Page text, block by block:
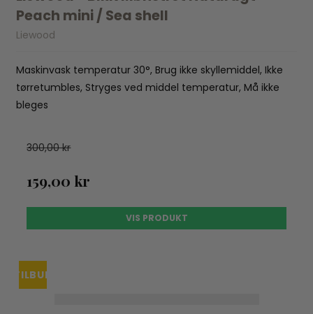
Peach mini / Sea shell
Liewood
Maskinvask temperatur 30°, Brug ikke skyllemiddel, Ikke
tørretumbles, Stryges ved middel temperatur, Må ikke
bleges
300,00 kr
159,00 kr
VIS PRODUKT
TILBUD